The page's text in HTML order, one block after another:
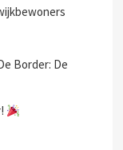
Border: De